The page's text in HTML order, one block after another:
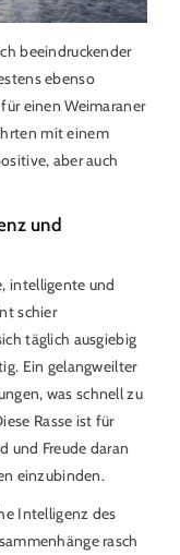
beeindruckender
ebenso
einen Weimaraner
mit einem
aber auch
und
intelligente und
schier
täglich ausgiebig
Ein gelangweilter
was schnell zu
Rasse ist für
und Freude daran
einzubinden.
Intelligenz des
rasch